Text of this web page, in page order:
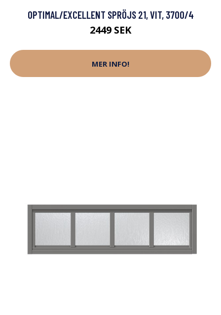
OPTIMAL/EXCELLENT SPRÖJS 21, VIT, 3700/4
2449 SEK
MER INFO!